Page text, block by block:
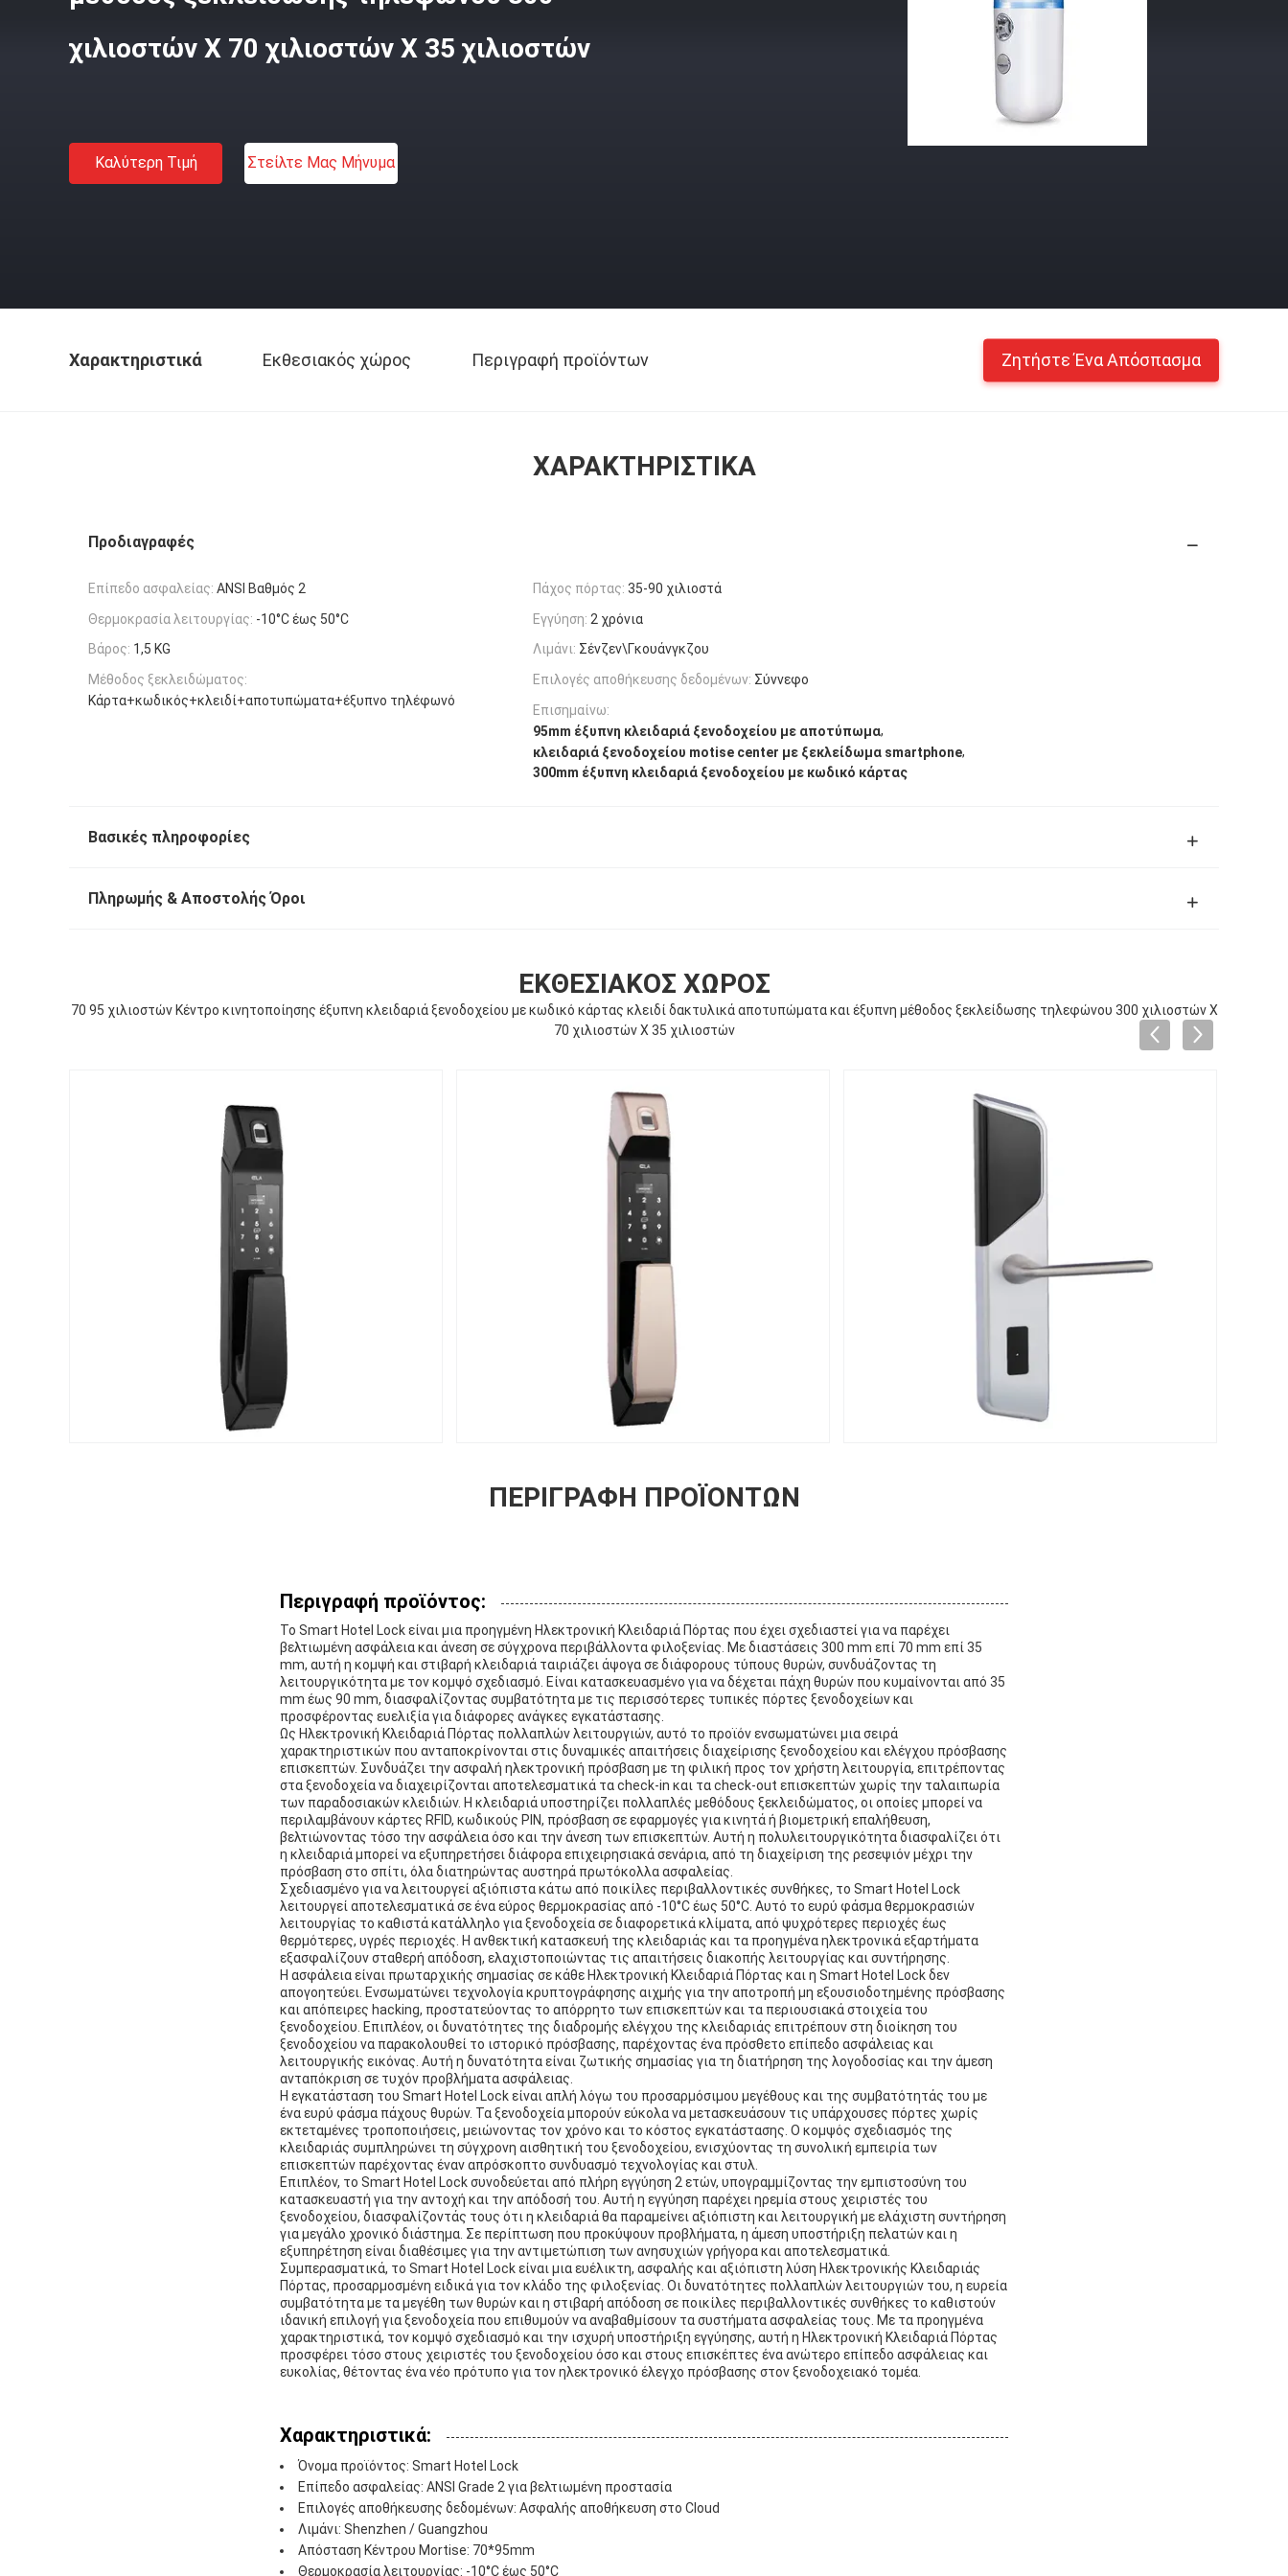
χιλιοστών X 70 χιλιοστών X 35 χιλιοστών
Καλύτερη Τιμή Στείλτε Μας Μήνυμα
Χαρακτηριστικά Εκθεσιακός χώρος Περιγραφή προϊόντων Ζητήστε Ένα Απόσπασμα
ΧΑΡΑΚΤΗΡΙΣΤΙΚΆ
Προδιαγραφές
Επίπεδο ασφαλείας: ANSI Βαθμός 2 Πάχος πόρτας: 35-90 χιλιοστά
Θερμοκρασία λειτουργίας: -10°C έως 50°C Εγγύηση: 2 χρόνια
Βάρος: 1,5 KG Λιμάνι: Σένζεν\Γκουάνγκζου
Μέθοδος ξεκλειδώματος:
Κάρτα+κωδικός+κλειδί+αποτυπώματα+έξυπνο τηλέφωνό
Επιλογές αποθήκευσης δεδομένων: Σύννεφο
Επισημαίνω:
95mm έξυπνη κλειδαριά ξενοδοχείου με αποτύπωμα,
κλειδαριά ξενοδοχείου motise center με ξεκλείδωμα smartphone,
300mm έξυπνη κλειδαριά ξενοδοχείου με κωδικό κάρτας
Βασικές πληροφορίες
Πληρωμής & Αποστολής Όροι
ΕΚΘΕΣΙΑΚΌΣ ΧΏΡΟΣ
70 95 χιλιοστών Κέντρο κινητοποίησης έξυπνη κλειδαριά ξενοδοχείου με κωδικό κάρτας κλειδί δακτυλικά αποτυπώματα και έξυπνη μέθοδος ξεκλείδωσης τηλεφώνου 300 χιλιοστών X
70 χιλιοστών X 35 χιλιοστών
ΠΕΡΙΓΡΑΦΉ ΠΡΟΪΌΝΤΩΝ
Περιγραφή προϊόντος:
Το Smart Hotel Lock είναι μια προηγμένη Ηλεκτρονική Κλειδαριά Πόρτας που έχει σχεδιαστεί για να παρέχει
βελτιωμένη ασφάλεια και άνεση σε σύγχρονα περιβάλλοντα φιλοξενίας. Με διαστάσεις 300 mm επί 70 mm επί 35
mm, αυτή η κομψή και στιβαρή κλειδαριά ταιριάζει άψογα σε διάφορους τύπους θυρών, συνδυάζοντας τη
λειτουργικότητα με τον κομψό σχεδιασμό. Είναι κατασκευασμένο για να δέχεται πάχη θυρών που κυμαίνονται από 35
mm έως 90 mm, διασφαλίζοντας συμβατότητα με τις περισσότερες τυπικές πόρτες ξενοδοχείων και
προσφέροντας ευελιξία για διάφορες ανάγκες εγκατάστασης.
Ως Ηλεκτρονική Κλειδαριά Πόρτας πολλαπλών λειτουργιών, αυτό το προϊόν ενσωματώνει μια σειρά
χαρακτηριστικών που ανταποκρίνονται στις δυναμικές απαιτήσεις διαχείρισης ξενοδοχείου και ελέγχου πρόσβασης
επισκεπτών. Συνδυάζει την ασφαλή ηλεκτρονική πρόσβαση με τη φιλική προς τον χρήστη λειτουργία, επιτρέποντας
στα ξενοδοχεία να διαχειρίζονται αποτελεσματικά τα check-in και τα check-out επισκεπτών χωρίς την ταλαιπωρία
των παραδοσιακών κλειδιών. Η κλειδαριά υποστηρίζει πολλαπλές μεθόδους ξεκλειδώματος, οι οποίες μπορεί να
περιλαμβάνουν κάρτες RFID, κωδικούς PIN, πρόσβαση σε εφαρμογές για κινητά ή βιομετρική επαλήθευση,
βελτιώνοντας τόσο την ασφάλεια όσο και την άνεση των επισκεπτών. Αυτή η πολυλειτουργικότητα διασφαλίζει ότι
η κλειδαριά μπορεί να εξυπηρετήσει διάφορα επιχειρησιακά σενάρια, από τη διαχείριση της ρεσεψιόν μέχρι την
πρόσβαση στο σπίτι, όλα διατηρώντας αυστηρά πρωτόκολλα ασφαλείας.
Σχεδιασμένο για να λειτουργεί αξιόπιστα κάτω από ποικίλες περιβαλλοντικές συνθήκες, το Smart Hotel Lock
λειτουργεί αποτελεσματικά σε ένα εύρος θερμοκρασίας από -10°C έως 50°C. Αυτό το ευρύ φάσμα θερμοκρασιών
λειτουργίας το καθιστά κατάλληλο για ξενοδοχεία σε διαφορετικά κλίματα, από ψυχρότερες περιοχές έως
θερμότερες, υγρές περιοχές. Η ανθεκτική κατασκευή της κλειδαριάς και τα προηγμένα ηλεκτρονικά εξαρτήματα
εξασφαλίζουν σταθερή απόδοση, ελαχιστοποιώντας τις απαιτήσεις διακοπής λειτουργίας και συντήρησης.
Η ασφάλεια είναι πρωταρχικής σημασίας σε κάθε Ηλεκτρονική Κλειδαριά Πόρτας και η Smart Hotel Lock δεν
απογοητεύει. Ενσωματώνει τεχνολογία κρυπτογράφησης αιχμής για την αποτροπή μη εξουσιοδοτημένης πρόσβασης
και απόπειρες hacking, προστατεύοντας το απόρρητο των επισκεπτών και τα περιουσιακά στοιχεία του
ξενοδοχείου. Επιπλέον, οι δυνατότητες της διαδρομής ελέγχου της κλειδαριάς επιτρέπουν στη διοίκηση του
ξενοδοχείου να παρακολουθεί το ιστορικό πρόσβασης, παρέχοντας ένα πρόσθετο επίπεδο ασφάλειας και
λειτουργικής εικόνας. Αυτή η δυνατότητα είναι ζωτικής σημασίας για τη διατήρηση της λογοδοσίας και την άμεση
ανταπόκριση σε τυχόν προβλήματα ασφάλειας.
Η εγκατάσταση του Smart Hotel Lock είναι απλή λόγω του προσαρμόσιμου μεγέθους και της συμβατότητάς του με
ένα ευρύ φάσμα πάχους θυρών. Τα ξενοδοχεία μπορούν εύκολα να μετασκευάσουν τις υπάρχουσες πόρτες χωρίς
εκτεταμένες τροποποιήσεις, μειώνοντας τον χρόνο και το κόστος εγκατάστασης. Ο κομψός σχεδιασμός της
κλειδαριάς συμπληρώνει τη σύγχρονη αισθητική του ξενοδοχείου, ενισχύοντας τη συνολική εμπειρία των
επισκεπτών παρέχοντας έναν απρόσκοπτο συνδυασμό τεχνολογίας και στυλ.
Επιπλέον, το Smart Hotel Lock συνοδεύεται από πλήρη εγγύηση 2 ετών, υπογραμμίζοντας την εμπιστοσύνη του
κατασκευαστή για την αντοχή και την απόδοσή του. Αυτή η εγγύηση παρέχει ηρεμία στους χειριστές του
ξενοδοχείου, διασφαλίζοντάς τους ότι η κλειδαριά θα παραμείνει αξιόπιστη και λειτουργική με ελάχιστη συντήρηση
για μεγάλο χρονικό διάστημα. Σε περίπτωση που προκύψουν προβλήματα, η άμεση υποστήριξη πελατών και η
εξυπηρέτηση είναι διαθέσιμες για την αντιμετώπιση των ανησυχιών γρήγορα και αποτελεσματικά.
Συμπερασματικά, το Smart Hotel Lock είναι μια ευέλικτη, ασφαλής και αξιόπιστη λύση Ηλεκτρονικής Κλειδαριάς
Πόρτας, προσαρμοσμένη ειδικά για τον κλάδο της φιλοξενίας. Οι δυνατότητες πολλαπλών λειτουργιών του, η ευρεία
συμβατότητα με τα μεγέθη των θυρών και η στιβαρή απόδοση σε ποικίλες περιβαλλοντικές συνθήκες το καθιστούν
ιδανική επιλογή για ξενοδοχεία που επιθυμούν να αναβαθμίσουν τα συστήματα ασφαλείας τους. Με τα προηγμένα
χαρακτηριστικά, τον κομψό σχεδιασμό και την ισχυρή υποστήριξη εγγύησης, αυτή η Ηλεκτρονική Κλειδαριά Πόρτας
προσφέρει τόσο στους χειριστές του ξενοδοχείου όσο και στους επισκέπτες ένα ανώτερο επίπεδο ασφάλειας και
ευκολίας, θέτοντας ένα νέο πρότυπο για τον ηλεκτρονικό έλεγχο πρόσβασης στον ξενοδοχειακό τομέα.
Χαρακτηριστικά:
Όνομα προϊόντος: Smart Hotel Lock
Επίπεδο ασφαλείας: ANSI Grade 2 για βελτιωμένη προστασία
Επιλογές αποθήκευσης δεδομένων: Ασφαλής αποθήκευση στο Cloud
Λιμάνι: Shenzhen / Guangzhou
Απόσταση Κέντρου Mortise: 70*95mm
Θερμοκρασία λειτουργίας: -10°C έως 50°C